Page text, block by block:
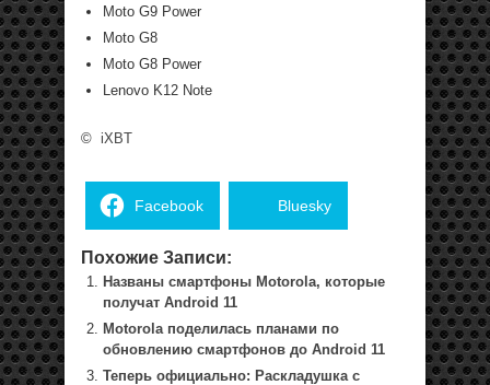
Moto G9 Power
Moto G8
Moto G8 Power
Lenovo K12 Note
© iXBT
Facebook Bluesky
Похожие Записи:
Названы смартфоны Motorola, которые
получат Android 11
Motorola поделилась планами по
обновлению смартфонов до Android 11
Теперь официально: Раскладушка с